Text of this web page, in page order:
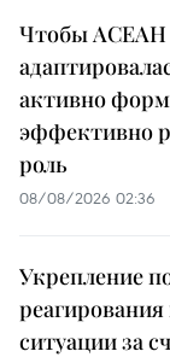
Чтобы АСЕАН
активно
эффективно
роль
08/08/2026 02:36
Укрепление
ситуации за